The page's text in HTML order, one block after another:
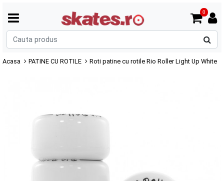
0
Acasa PATINE CU ROTILE Roti patine cu rotile Rio Roller Light Up White